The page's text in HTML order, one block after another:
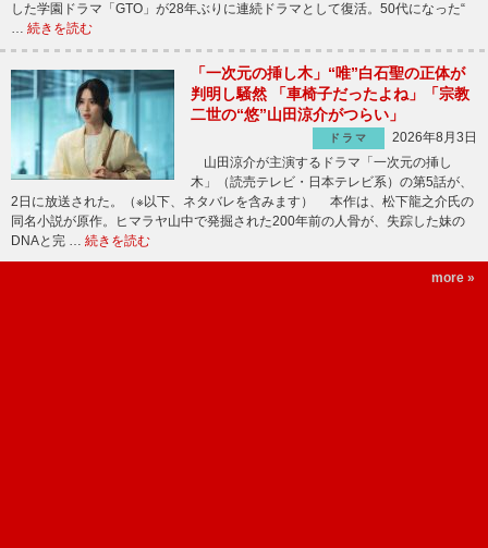
した学園ドラマ「GTO」が28年ぶりに連続ドラマとして復活。50代になった“
… 続きを読む
「一次元の挿し木」“唯”白石聖の正体が
判明し騒然 「車椅子だったよね」「宗教
二世の“悠”山田涼介がつらい」
ドラマ
2026年8月3日
山田涼介が主演するドラマ「一次元の挿し
木」（読売テレビ・日本テレビ系）の第5話が、
2日に放送された。（※以下、ネタバレを含みます） 本作は、松下龍之介氏の
同名小説が原作。ヒマラヤ山中で発掘された200年前の人骨が、失踪した妹の
DNAと完 … 続きを読む
more »